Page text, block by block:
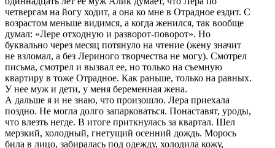
четвергам на йогу ходит, а она ко мне в Отрадное ездит. С
возрастом меньше видимся, а когда женился, так вообще
думал: «Лере отходную и разворот-поворот». Но
буквально через месяц потянуло на чтение (жену значит
не взломал, а без Лериного творчества не могу). Смотрел
письма, смотрел и вызвал ее, но только на съемную
квартиру в тоже Отрадное. Как раньше, только на равных.
У нее муж и дети, у меня беременная жена.
А дальше я и не знаю, что произошло. Лера приехала
поздно. Не могла долго запарковаться. Понаставят, уроды,
что влезть негде. В итоге приткнулась за квартал. Шел
мерзкий, холодный, гнетущий осенний дождь. Морось
била в лицо, забиралась под одежду, холодила кожу,